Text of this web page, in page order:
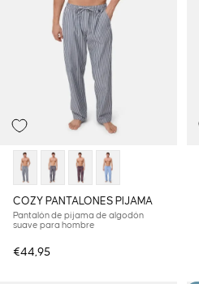
COZY PANTALONES PIJAMA
Pantalón de pijama de algodón
suave para hombre
€44,95